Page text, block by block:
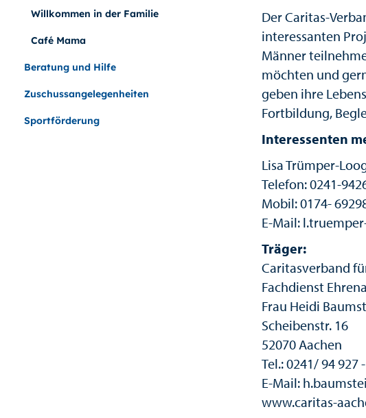
Willkommen in der Familie
Café Mama
Beratung und Hilfe
Zuschussangelegenheiten
Sportförderung
Der Caritas-
interessanten
Männer
möchten und
geben ihre
Fortbildung,
Interessenten
Lisa Trümper-
Telefon: 0241-
Mobil: 0174-
E-Mail:
Träger:
Caritasverband
Fachdienst
Frau Heidi
Scheibenstr. 16
52070 Aachen
Tel.: 0241/ 94 927
E-Mail:
www.caritas-